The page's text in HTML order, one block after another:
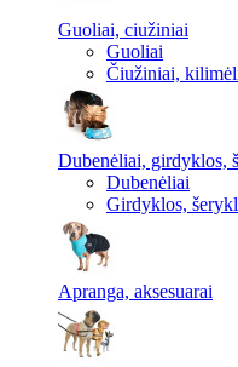
Guoliai, ciužiniai
Guoliai
Čiužiniai,
Dubenėliai, girdyklos,
Dubenėliai
Girdyklos,
Apranga, aksesuarai